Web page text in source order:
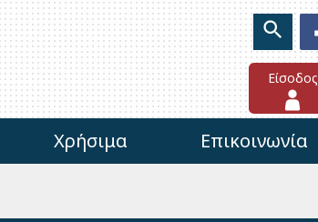
Είσοδος
Χρήσιμα Επικοινωνία